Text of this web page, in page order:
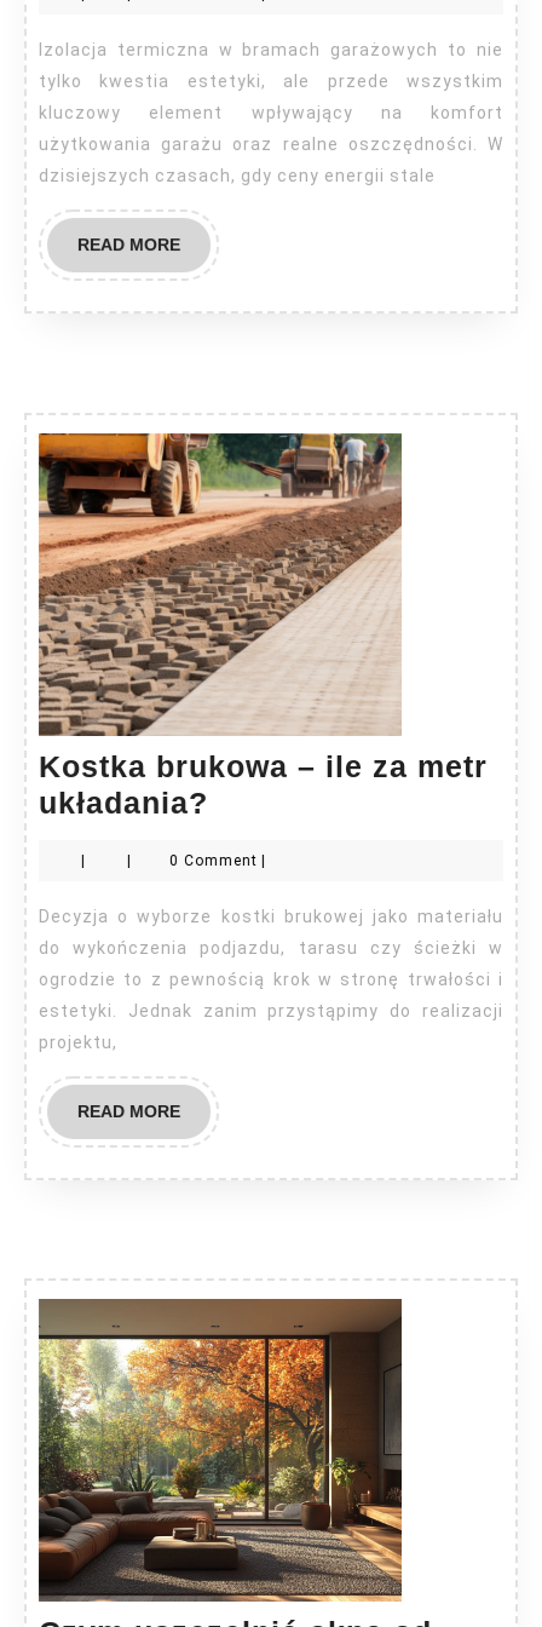
bramach
garażowych
tylko kwestia estetyki, ale przede wszystkim
kluczowy element wpływający na komfort
użytkowania garażu oraz realne oszczędności. W
dzisiejszych czasach, gdy ceny energii stale
READ MOREREAD
MORE
Kostka brukowa – ile za metr
układania?
–
ile
za
metr
układania?
| | 0 Comment |
Decyzja o wyborze kostki brukowej jako materiału
do wykończenia podjazdu, tarasu czy ścieżki w
ogrodzie to z pewnością krok w stronę trwałości i
estetyki. Jednak zanim przystąpimy do realizacji
projektu,
READ MOREREAD
MORE